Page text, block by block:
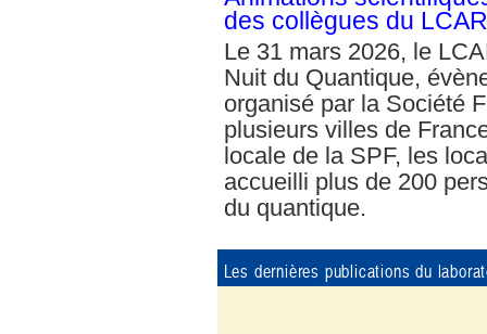
des collègues du LCAR
Le 31 mars 2026, le
Nuit du Quantique,
organisé par la Société
plusieurs villes de
locale de la SPF, les
accueilli plus de 200
du quantique.
Les dernières publications du